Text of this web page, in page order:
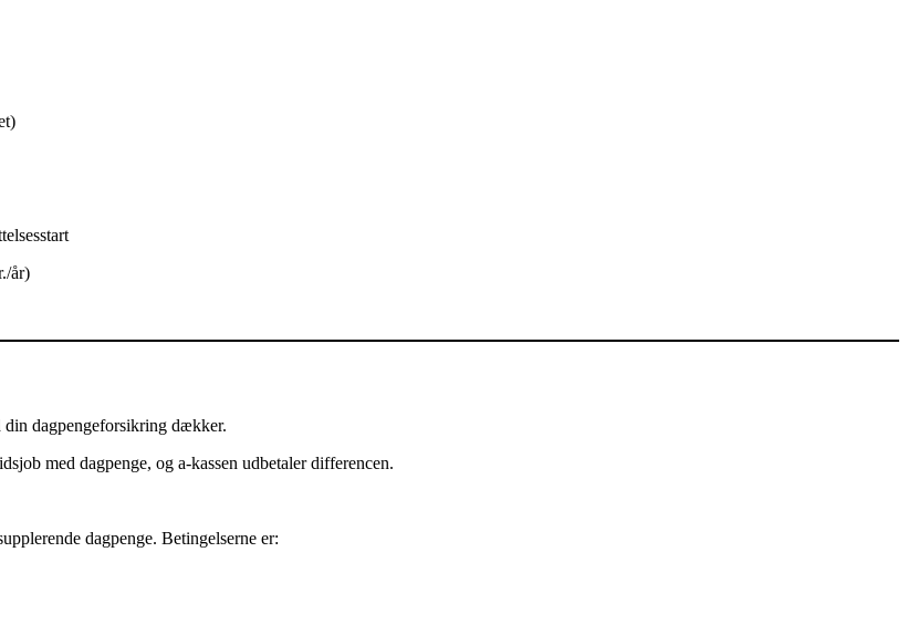
år)
din dagpengeforsikring dækker.
med dagpenge, og a-kassen udbetaler differencen.
dagpenge. Betingelserne er: